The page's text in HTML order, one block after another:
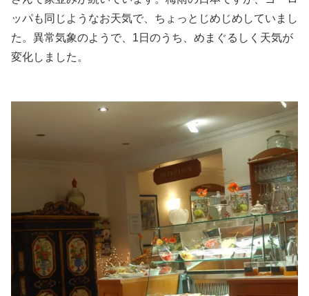
ッパも同じようなお天気で、ちょっとじめじめしていまし
た。異常気象のようで、1日のうち、めまぐるしく天気が
変化しました。